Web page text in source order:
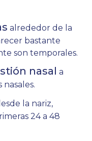
alrededor de la
bastante
son temporales.
nasal a
nasales.
la nariz,
24 a 48